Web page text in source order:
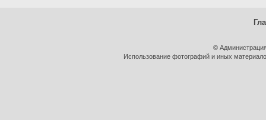
©
Использование фотографий и иных